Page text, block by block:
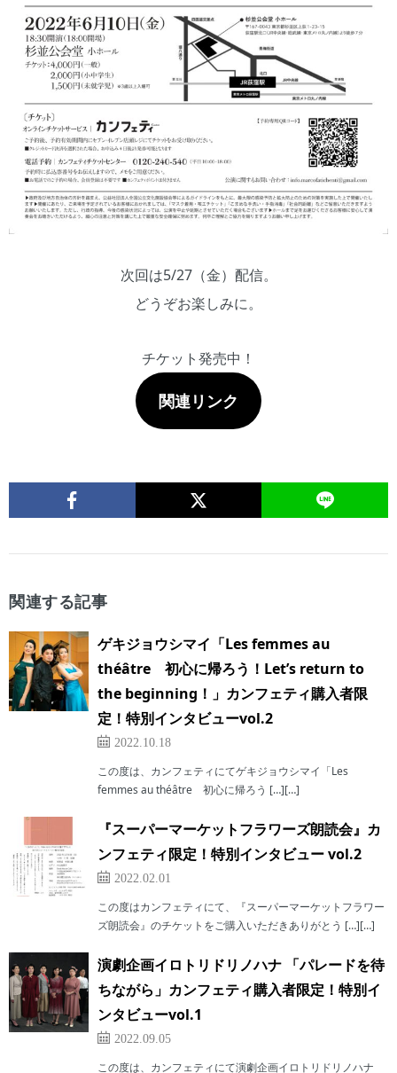
次回は5/27（金）配信。
どうぞお楽しみに。
チケット発売中！
関連リンク
関連する記事
ゲキジョウシマイ「Les femmes au
théâtre 初心に帰ろう！Let’s return to
the beginning！」カンフェティ購入者限
定！特別インタビューvol.2
2022.10.18
この度は、カンフェティにてゲキジョウシマイ「Les
femmes au théâtre 初心に帰ろう […][…]
『スーパーマーケットフラワーズ朗読会』カ
ンフェティ限定！特別インタビュー vol.2
2022.02.01
この度はカンフェティにて、『スーパーマーケットフラワー
ズ朗読会』のチケットをご購入いただきありがとう […][…]
演劇企画イロトリドリノハナ 「パレードを待
ちながら」カンフェティ購入者限定！特別イ
ンタビューvol.1
2022.09.05
この度は、カンフェティにて演劇企画イロトリドリノハナ